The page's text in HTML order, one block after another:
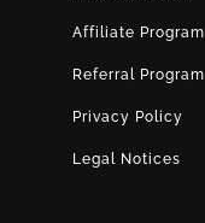
Affiliate Program
Referral Program
Privacy Policy
Legal Notices